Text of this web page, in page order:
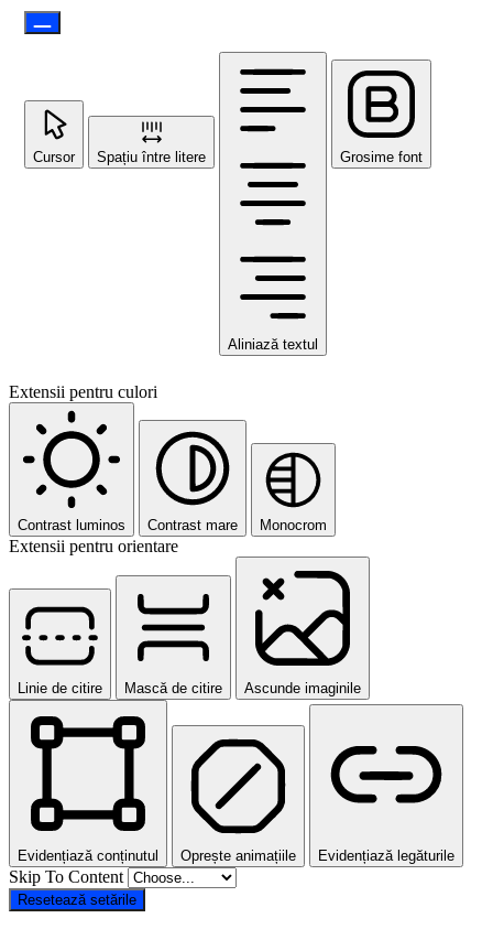
Cursor Spațiu între litere
Aliniază textul
Grosime font
Extensii pentru culori
Contrast luminos Contrast mare Monocrom
Extensii pentru orientare
Linie de citire Mască de citire Ascunde imaginile
Evidențiază conținutul Oprește animațiile Evidențiază legăturile
Skip To Content
Resetează setările